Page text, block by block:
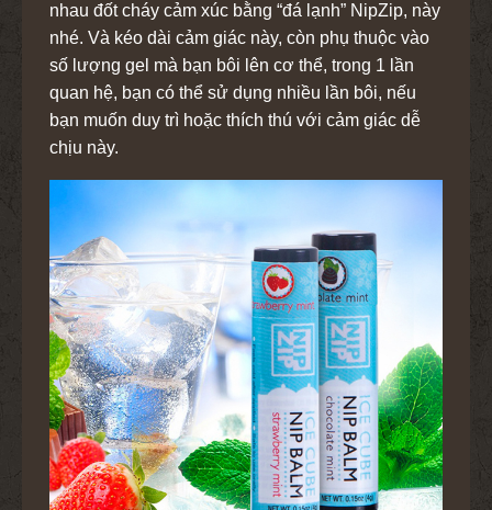
nhau đốt cháy cảm xúc bằng “đá lạnh” NipZip, này
nhé. Và kéo dài cảm giác này, còn phụ thuộc vào
số lượng gel mà bạn bôi lên cơ thể, trong 1 lần
quan hệ, bạn có thể sử dụng nhiều lần bôi, nếu
bạn muốn duy trì hoặc thích thú với cảm giác dễ
chịu này.